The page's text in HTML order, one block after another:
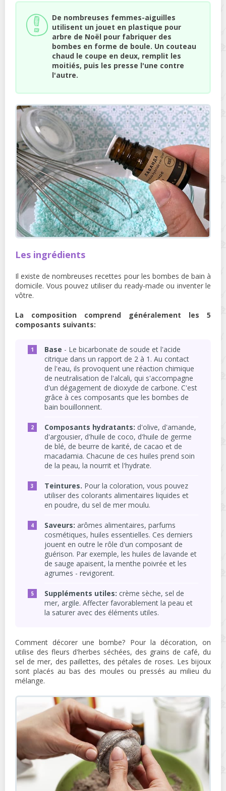
De nombreuses femmes-aiguilles
utilisent un jouet en plastique pour
arbre de Noël pour fabriquer des
bombes en forme de boule. Un couteau
chaud le coupe en deux, remplit les
moitiés, puis les presse l'une contre
l'autre.
Les ingrédients
Il existe de nombreuses recettes pour les bombes de bain à
domicile. Vous pouvez utiliser du ready-made ou inventer le
vôtre.
La composition comprend généralement les 5
composants suivants:
Base - Le bicarbonate de soude et l'acide
citrique dans un rapport de 2 à 1. Au contact
de l'eau, ils provoquent une réaction chimique
de neutralisation de l'alcali, qui s'accompagne
d'un dégagement de dioxyde de carbone. C'est
grâce à ces composants que les bombes de
bain bouillonnent.
Composants hydratants: d'olive, d'amande,
d'argousier, d'huile de coco, d'huile de germe
de blé, de beurre de karité, de cacao et de
macadamia. Chacune de ces huiles prend soin
de la peau, la nourrit et l'hydrate.
Teintures. Pour la coloration, vous pouvez
utiliser des colorants alimentaires liquides et
en poudre, du sel de mer moulu.
Saveurs: arômes alimentaires, parfums
cosmétiques, huiles essentielles. Ces derniers
jouent en outre le rôle d'un composant de
guérison. Par exemple, les huiles de lavande et
de sauge apaisent, la menthe poivrée et les
agrumes - revigorent.
Suppléments utiles: crème sèche, sel de
mer, argile. Affecter favorablement la peau et
la saturer avec des éléments utiles.
Comment décorer une bombe? Pour la décoration, on
utilise des fleurs d'herbes séchées, des grains de café, du
sel de mer, des paillettes, des pétales de roses. Les bijoux
sont placés au bas des moules ou pressés au milieu du
mélange.